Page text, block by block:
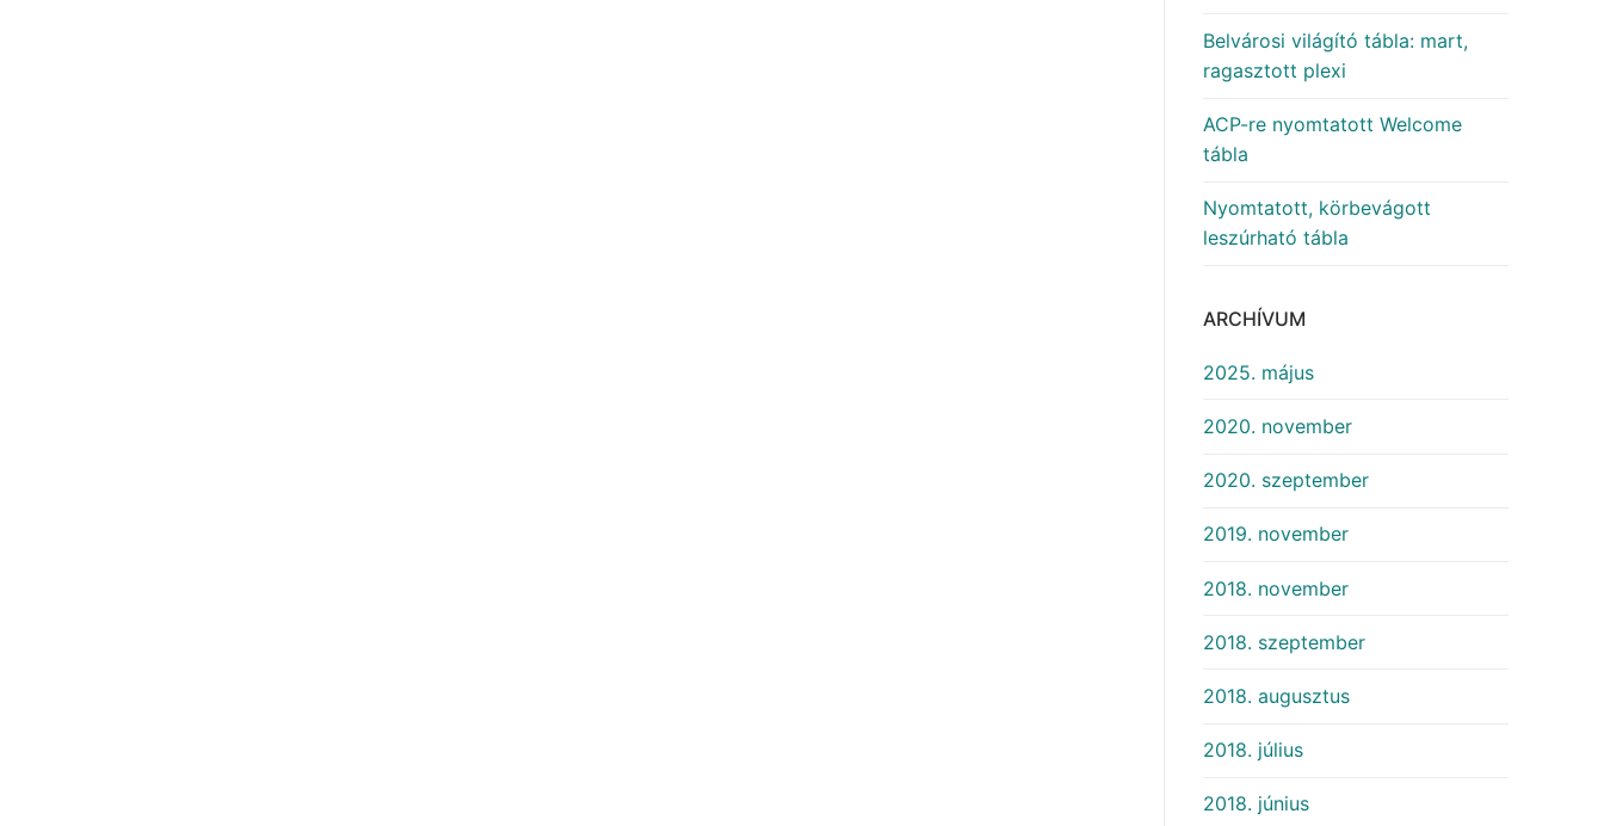
Belvárosi világító tábla: mart,
ragasztott plexi
ACP-re nyomtatott Welcome
tábla
Nyomtatott, körbevágott
leszúrható tábla
ARCHÍVUM
2025. május
2020. november
2020. szeptember
2019. november
2018. november
2018. szeptember
2018. augusztus
2018. július
2018. június